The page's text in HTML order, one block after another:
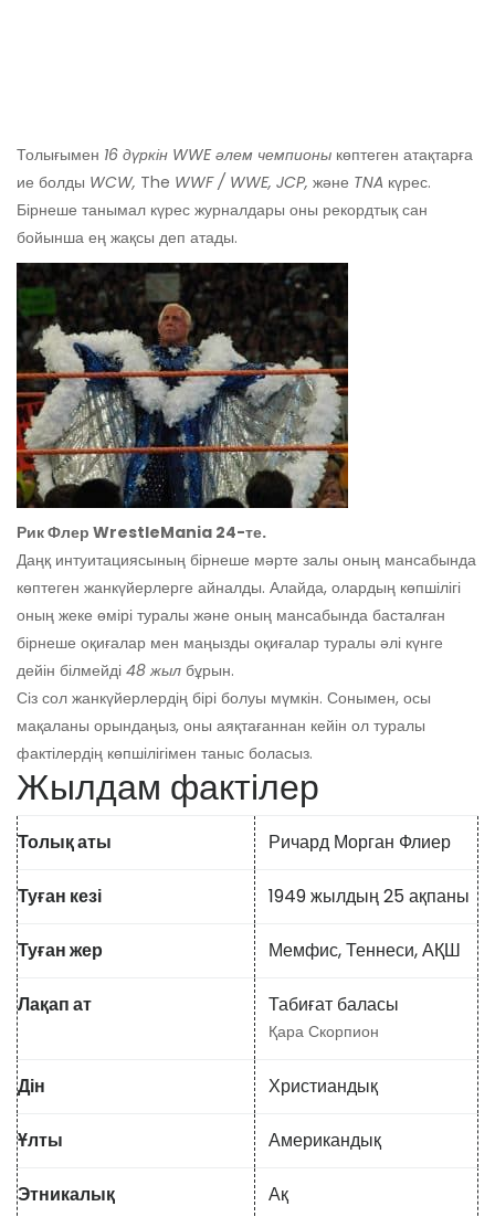
Толығымен 16 дүркін WWE әлем чемпионы көптеген атақтарға
ие болды WCW, The WWF / WWE, JCP, және TNA күрес.
Бірнеше танымал күрес журналдары оны рекордтық сан
бойынша ең жақсы деп атады.
Рик Флер WrestleMania 24-те.
Даңқ интуитациясының бірнеше мәрте залы оның мансабында
көптеген жанкүйерлерге айналды. Алайда, олардың көпшілігі
оның жеке өмірі туралы және оның мансабында басталған
бірнеше оқиғалар мен маңызды оқиғалар туралы әлі күнге
дейін білмейді 48 жыл бұрын.
Сіз сол жанкүйерлердің бірі болуы мүмкін. Сонымен, осы
мақаланы орындаңыз, оны аяқтағаннан кейін ол туралы
фактілердің көпшілігімен таныс боласыз.
Жылдам фактілер
Толық аты Ричард Морган Флиер
Туған кезі 1949 жылдың 25 ақпаны
Туған жер Мемфис, Теннеси, АҚШ
Лақап ат Табиғат баласы
Қара Скорпион
Дін Христиандық
Ұлты Американдық
Этникалық Ақ